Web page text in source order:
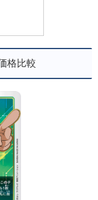
格比較